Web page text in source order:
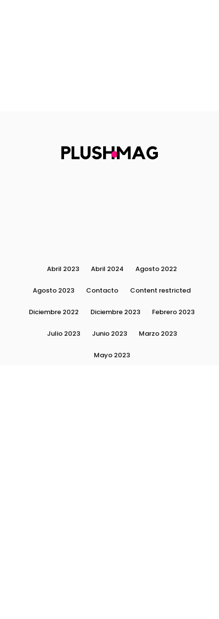
Abril 2023 Abril 2024 Agosto 2022
Agosto 2023 Contacto Content restricted
Diciembre 2022 Diciembre 2023 Febrero 2023
Julio 2023 Junio 2023 Marzo 2023
Mayo 2023